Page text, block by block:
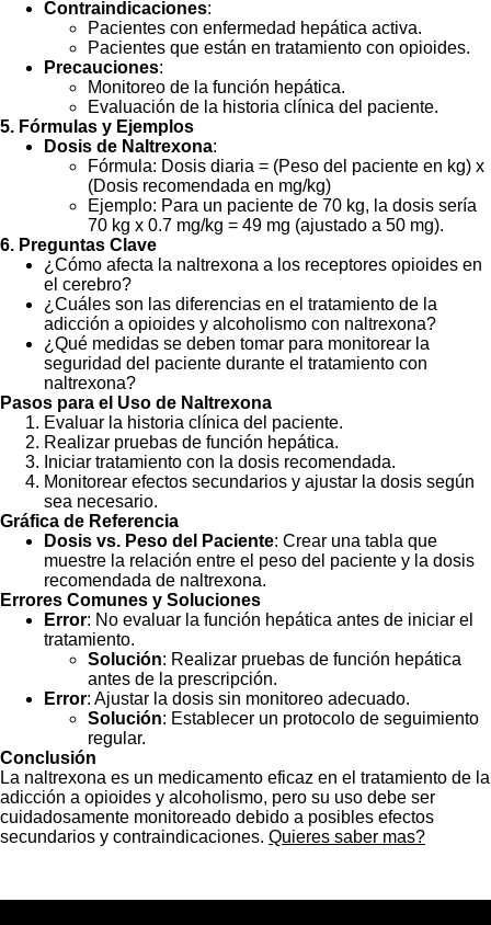
Contraindicaciones:
Pacientes con enfermedad hepática activa.
Pacientes que están en tratamiento con opioides.
Precauciones:
Monitoreo de la función hepática.
Evaluación de la historia clínica del paciente.
5. Fórmulas y Ejemplos
Dosis de Naltrexona:
Fórmula: Dosis diaria = (Peso del paciente en kg) x
(Dosis recomendada en mg/kg)
Ejemplo: Para un paciente de 70 kg, la dosis sería
70 kg x 0.7 mg/kg = 49 mg (ajustado a 50 mg).
6. Preguntas Clave
¿Cómo afecta la naltrexona a los receptores opioides en
el cerebro?
¿Cuáles son las diferencias en el tratamiento de la
adicción a opioides y alcoholismo con naltrexona?
¿Qué medidas se deben tomar para monitorear la
seguridad del paciente durante el tratamiento con
naltrexona?
Pasos para el Uso de Naltrexona
Evaluar la historia clínica del paciente.
Realizar pruebas de función hepática.
Iniciar tratamiento con la dosis recomendada.
Monitorear efectos secundarios y ajustar la dosis según
sea necesario.
Gráfica de Referencia
Dosis vs. Peso del Paciente: Crear una tabla que
muestre la relación entre el peso del paciente y la dosis
recomendada de naltrexona.
Errores Comunes y Soluciones
Error: No evaluar la función hepática antes de iniciar el
tratamiento.
Solución: Realizar pruebas de función hepática
antes de la prescripción.
Error: Ajustar la dosis sin monitoreo adecuado.
Solución: Establecer un protocolo de seguimiento
regular.
Conclusión
La naltrexona es un medicamento eficaz en el tratamiento de la
adicción a opioides y alcoholismo, pero su uso debe ser
cuidadosamente monitoreado debido a posibles efectos
secundarios y contraindicaciones. Quieres saber mas?